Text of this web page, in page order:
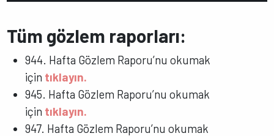
Tüm gözlem raporları:
944. Hafta Gözlem Raporu’nu okumak
için tıklayın.
945. Hafta Gözlem Raporu’nu okumak
için tıklayın.
947. Hafta Gözlem Raporu’nu okumak